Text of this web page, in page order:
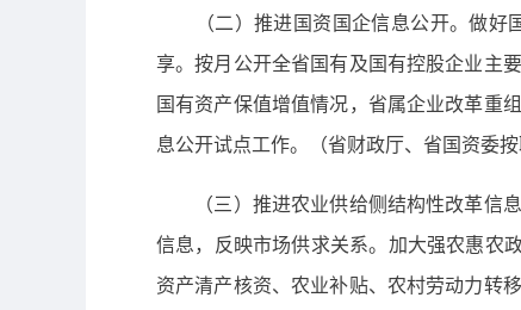
（二）推进国资国企信息公开。做好
享。按月公开全省国有及国有控股企业主
国有资产保值增值情况，省属企业改革重
息公开试点工作。（省财政厅、省国资委按
（三）推进农业供给侧结构性改革信息
信息，反映市场供求关系。加大强农惠农
资产清产核资、农业补贴、农村劳动力转